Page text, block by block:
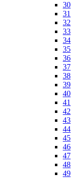
30
31
32
33
34
35
36
37
38
39
40
41
42
43
44
45
46
47
48
49